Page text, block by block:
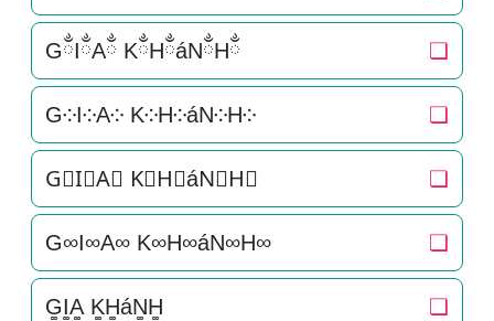
GྂIྂAྂ KྂHྂáNྂHྂ ❏
G༶I༶A༶ K༶H༶áN༶H༶ ❏
G⃕I⃕A⃕ K⃕H⃕áN⃕H⃕ ❏
G∞I∞A∞ K∞H∞áN∞H∞ ❏
G͚I͚A͚ K͚H͚áN͚H͚ ❏